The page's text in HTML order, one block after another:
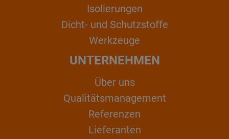
Isolierungen
Dicht- und Schutzstoffe
Werkzeuge
UNTERNEHMEN
Über uns
Qualitätsmanagement
Referenzen
Lieferanten